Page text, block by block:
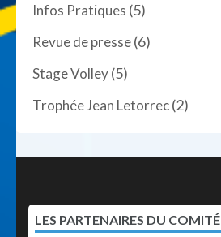
Infos Pratiques (5)
Revue de presse(6)
Stage Volley(5)
Trophée Jean Letorrec(2)
LES PARTENAIRES DU COMITÉ